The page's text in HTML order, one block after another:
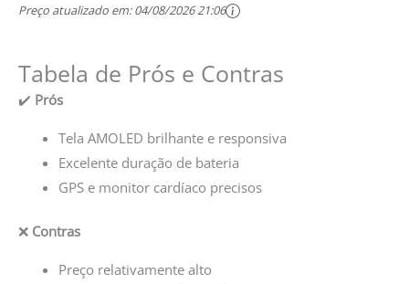
Preço atualizado em:04/08/2026 21:06
Tabela de Prós e Contras
✔️ Prós
Tela AMOLED brilhante e responsiva
Excelente duração de bateria
GPS e monitor cardíaco precisos
❌ Contras
Preço relativamente alto